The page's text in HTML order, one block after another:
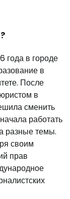
года в городе
в
После
в
сменить
работать
разные темы.
своим
прав